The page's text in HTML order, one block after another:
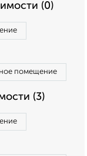
(0)
помещение
(3)